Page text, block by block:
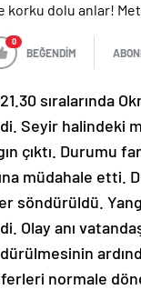
0
BEĞENDİM
sıralarında
Seyir halindeki
çıktı. Durumu
müdahale etti.
söndürüldü.
Olay anı
normale